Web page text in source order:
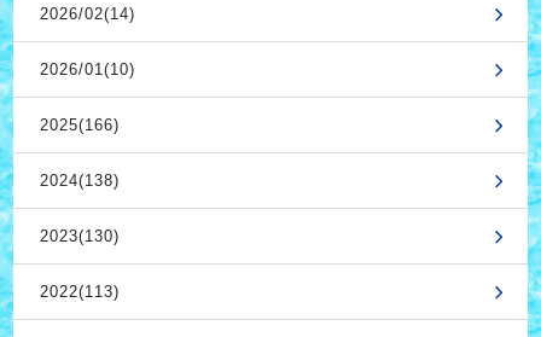
2026/02(14)
2026/01(10)
2025(166)
2024(138)
2023(130)
2022(113)